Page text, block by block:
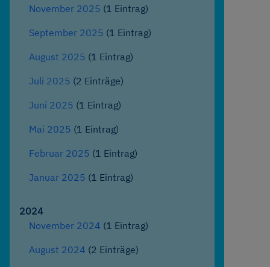
November 2025 (1 Eintrag)
September 2025 (1 Eintrag)
August 2025 (1 Eintrag)
Juli 2025 (2 Einträge)
Juni 2025 (1 Eintrag)
Mai 2025 (1 Eintrag)
Februar 2025 (1 Eintrag)
Januar 2025 (1 Eintrag)
2024
November 2024 (1 Eintrag)
August 2024 (2 Einträge)